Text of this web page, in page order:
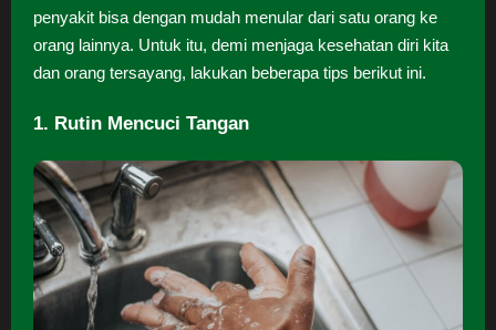
penyakit bisa dengan mudah menular dari satu orang ke
orang lainnya. Untuk itu, demi menjaga kesehatan diri kita
dan orang tersayang, lakukan beberapa tips berikut ini.
1. Rutin Mencuci Tangan